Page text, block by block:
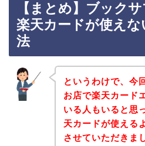
【まとめ】ブック
楽天カードが使え
法
というわけで、今
お店で楽天カード
いる人もいると思
天カードが使える
させていただきま